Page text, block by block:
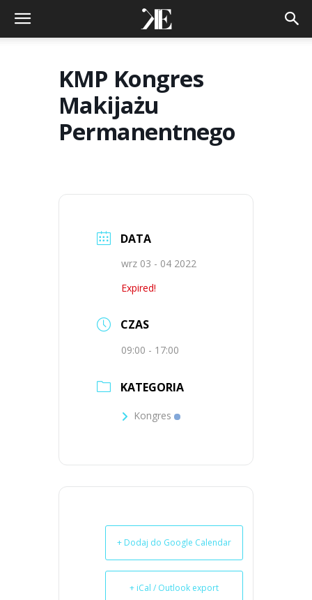
KMP Kongres
Makijażu
Permanentnego
DATA
wrz 03 - 04 2022
Expired!
CZAS
09:00 - 17:00
KATEGORIA
Kongres
+ Dodaj do Google Calendar
+ iCal / Outlook export